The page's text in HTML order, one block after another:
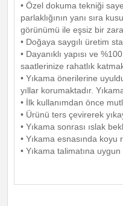
• Özel dokuma tekniği
parlaklığının yanı sıra
görünümü ile eşsiz bir
• Doğaya saygılı üretim
• Dayanıklı yapısı ve
saatlerinize rahatlık
• Yıkama önerilerine
yıllar korumaktadır.
• İlk kullanımdan önce
• Ürünü ters çevirerek
• Yıkama sonrası ıslak
• Yıkama esnasında koyu
• Yıkama talimatına uygun